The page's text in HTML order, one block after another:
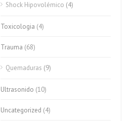
Shock Hipovolémico (4)
Toxicologia (4)
Trauma (68)
Quemaduras (9)
Ultrasonido (10)
Uncategorized (4)